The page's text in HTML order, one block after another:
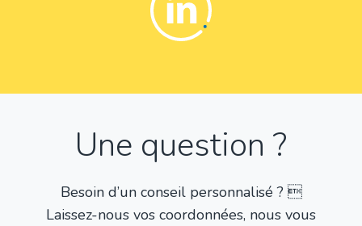
Une question ?
Besoin d’un conseil personnalisé ? 
Laissez-nous vos coordonnées, nous vous